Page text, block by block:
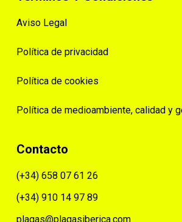
Aviso Legal
Política de privacidad
Política de cookies
Política de medioambiente, calidad y
Contacto
(+34) 658 07 61 26
(+34) 910 14 97 89
plagas@plagasiberica.com